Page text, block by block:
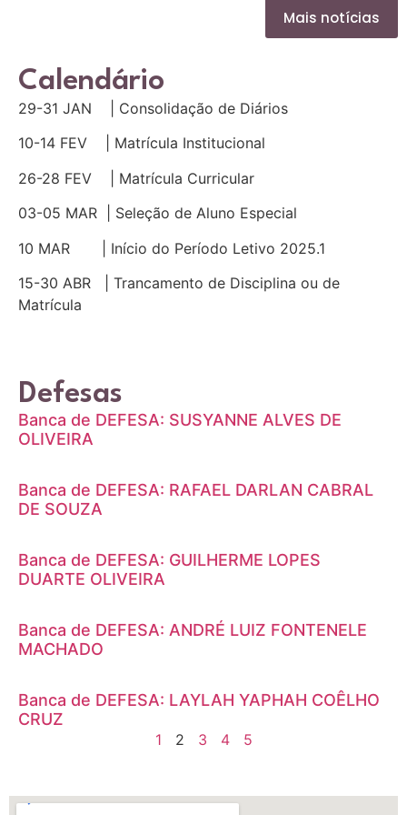
Mais notícias
Calendário
29-31 JAN | Consolidação de Diários
10-14 FEV | Matrícula Institucional
26-28 FEV | Matrícula Curricular
03-05 MAR | Seleção de Aluno Especial
10 MAR | Início do Período Letivo 2025.1
15-30 ABR | Trancamento de Disciplina ou de
Matrícula
Defesas
Banca de DEFESA: SUSYANNE ALVES DE
OLIVEIRA
Banca de DEFESA: RAFAEL DARLAN CABRAL
DE SOUZA
Banca de DEFESA: GUILHERME LOPES
DUARTE OLIVEIRA
Banca de DEFESA: ANDRÉ LUIZ FONTENELE
MACHADO
Banca de DEFESA: LAYLAH YAPHAH COÊLHO
CRUZ
1 2 3 4 5